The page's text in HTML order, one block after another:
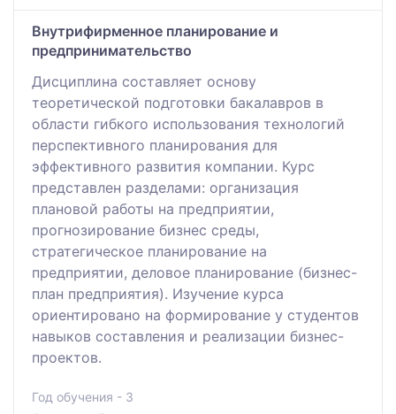
Внутрифирменное планирование и
предпринимательство
Дисциплина составляет основу
теоретической подготовки бакалавров в
области гибкого использования технологий
перспективного планирования для
эффективного развития компании. Курс
представлен разделами: организация
плановой работы на предприятии,
прогнозирование бизнес среды,
стратегическое планирование на
предприятии, деловое планирование (бизнес-
план предприятия). Изучение курса
ориентировано на формирование у студентов
навыков составления и реализации бизнес-
проектов.
Год обучения - 3